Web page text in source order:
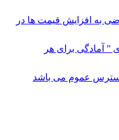
به افزایش قیمت ها در
آمادگی برای هر
عموم می باشد